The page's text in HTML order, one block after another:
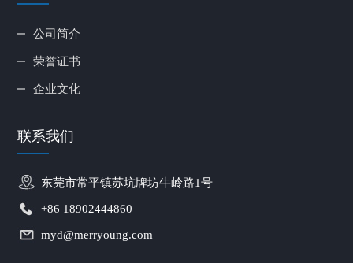
公司简介
荣誉证书
企业文化
联系我们
东莞市常平镇苏坑牌坊牛岭路1号
+86 18902444860
myd@merryoung.com